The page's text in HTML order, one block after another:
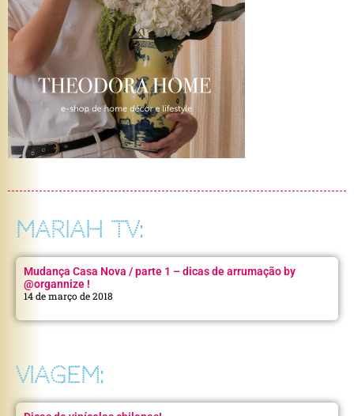
MARIAH TV:
Mudança Casa Nova / parte 1 – dicas de arrumação by
@organnize !
14 de março de 2018
VIAGEM: